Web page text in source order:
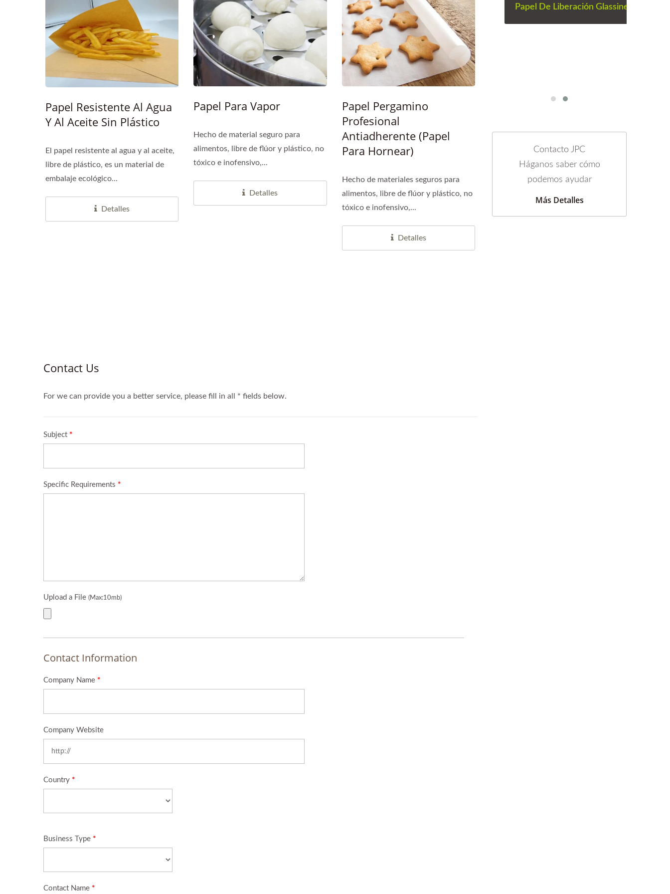
Papel Resistente Al Agua
Y Al Aceite Sin Plástico
El papel resistente al agua y al aceite,
libre de plástico, es un material de
embalaje ecológico...
Detalles
Papel Para Vapor
Hecho de material seguro para
alimentos, libre de flúor y plástico, no
tóxico e inofensivo,...
Detalles
Papel Pergamino
Profesional
Antiadherente (Papel
Para Hornear)
Hecho de materiales seguros para
alimentos, libre de flúor y plástico, no
tóxico e inofensivo,...
Detalles
Cinta De Embalaje De Papel
Kraft Estándar
Papel De Liberación Glassine
Cinta De Embalaje De Papel
Kraft Estándar
Papel De Liberación Glassine
Contacto JPC
Háganos saber cómo
podemos ayudar
Más Detalles